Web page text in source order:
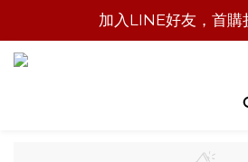
加入LINE好友，首購